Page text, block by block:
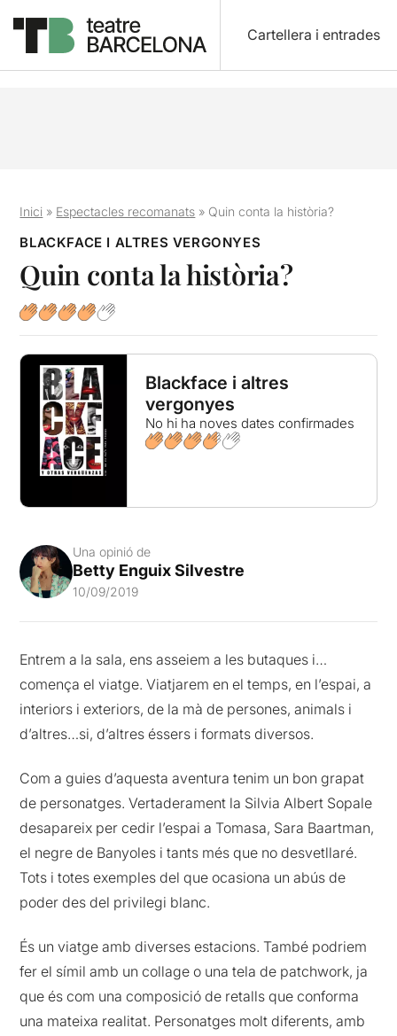
Cartellera i entrades
Inici » Espectacles recomanats » Quin conta la història?
BLACKFACE I ALTRES VERGONYES
Quin conta la història?
Blackface i altres
vergonyes
No hi ha noves dates confirmades
Una opinió de
Betty Enguix Silvestre
10/09/2019
Entrem a la sala, ens asseiem a les butaques i…
comença el viatge. Viatjarem en el temps, en l’espai, a
interiors i exteriors, de la mà de persones, animals i
d’altres…si, d’altres éssers i formats diversos.
Com a guies d’aquesta aventura tenim un bon grapat
de personatges. Vertaderament la Silvia Albert Sopale
desapareix per cedir l’espai a Tomasa, Sara Baartman,
el negre de Banyoles i tants més que no desvetllaré.
Tots i totes exemples del que ocasiona un abús de
poder des del privilegi blanc.
És un viatge amb diverses estacions. També podriem
fer el símil amb un collage o una tela de patchwork, ja
que és com una composició de retalls que conforma
una mateixa realitat. Personatges molt diferents, amb